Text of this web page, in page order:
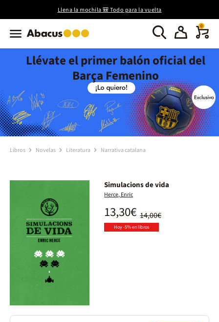
Llena la mochila 🎒 Todo para la vuelta
0
Llévate el primer balón oficial del
Barça Femenino
Libros Novelas Literatura Narrativa catalana
Simulacions de vida
Herce, Enric
14,00€
13,30€
Hoy -5% en libros